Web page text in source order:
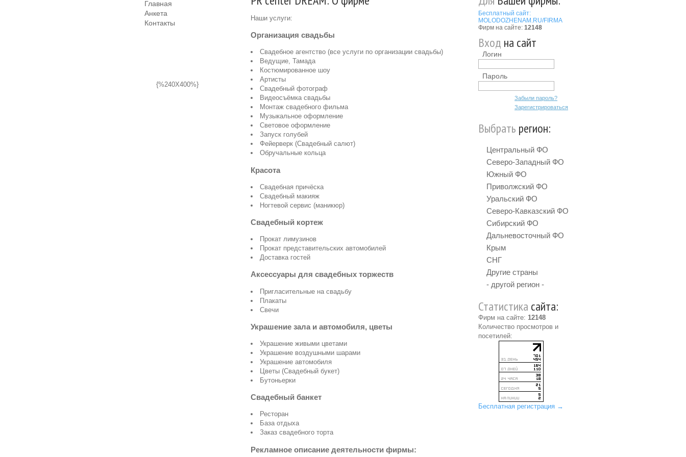
Главная
Анкета
Контакты
{%240X400%}
Наши услуги:
Организация свадьбы
Свадебное агентство (все услуги по организации свадьбы)
Ведущие, Тамада
Костюмированное шоу
Артисты
Свадебный фотограф
Видеосъёмка свадьбы
Монтаж свадебного фильма
Музыкальное оформление
Световое оформление
Запуск голубей
Фейерверк (Свадебный салют)
Обручальные кольца
Красота
Свадебная причёска
Свадебный макияж
Ногтевой сервис (маникюр)
Свадебный кортеж
Прокат лимузинов
Прокат представительских автомобилей
Доставка гостей
Аксессуары для свадебных торжеств
Пригласительные на свадьбу
Плакаты
Свечи
Украшение зала и автомобиля, цветы
Украшение живыми цветами
Украшение воздушными шарами
Украшение автомобиля
Цветы (Свадебный букет)
Бутоньерки
Свадебный банкет
Ресторан
База отдыха
Заказ свадебного торта
Рекламное описание деятельности фирмы:
Бесплатный сайт:
MOLODOZHENAM.RU/FIRMA
Фирм на сайте: 12148
Вход на сайт
Логин
Пароль
Забыли пароль?
Зарегистрироваться
Выбрать регион:
Центральный ФО
Северо-Западный ФО
Южный ФО
Приволжский ФО
Уральский ФО
Северо-Кавказский ФО
Сибирский ФО
Дальневосточный ФО
Крым
СНГ
Другие страны
- другой регион -
Статистика сайта:
Фирм на сайте: 12148
Количество просмотров и
посетилей:
Бесплатная регистрация →